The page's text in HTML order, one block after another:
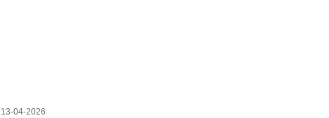
13-04-2026